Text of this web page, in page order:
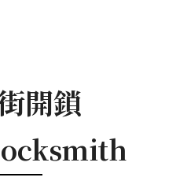
開鎖